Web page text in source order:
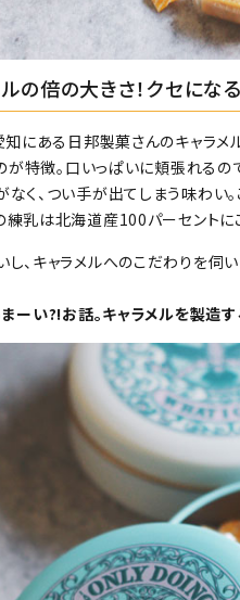
の倍の大きさ！クセにな
にある日邦製菓さんのキャラメ
が特徴。口いっぱいに頬張れる
く、つい手が出てしまう味わい
練乳は北海道産100パーセント
、キャラメルへのこだわりを伺
ーい?!お話。キャラメルを製造